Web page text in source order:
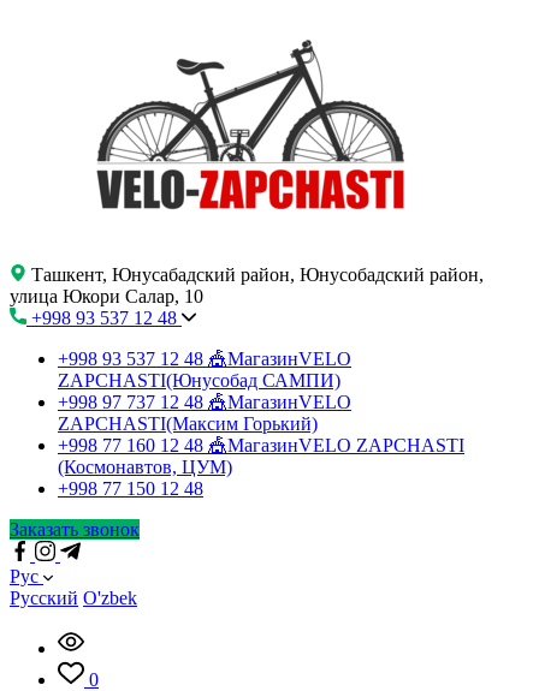
Ташкент, Юнусабадский район, Юнусобадский район,
улица Юкори Салар, 10
+998 93 537 12 48
+998 93 537 12 48 🎪МагазинVELO
ZAPCHASTI(Юнусобад САМПИ)
+998 97 737 12 48 🎪МагазинVELO
ZAPCHASTI(Максим Горький)
+998 77 160 12 48 🎪МагазинVELO ZAPCHASTI
(Космонавтов, ЦУМ)
+998 77 150 12 48
Заказать звонок
Рус
Русский O'zbek
0